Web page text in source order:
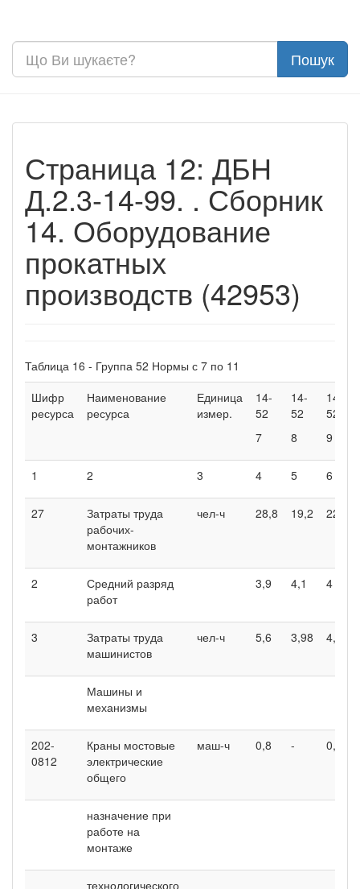
Страница 12: ДБН
Д.2.3-14-99. . Сборник
14. Оборудование
прокатных
производств (42953)
Таблица 16 - Группа 52 Нормы с 7 по 11
Шифр
ресурса
Наименование
ресурса
Единица
измер.
14-
52
7
14-
52
8
14-
52
9
1 2 3 4 5 6
27
Затраты труда
рабочих-
монтажников
чел-ч 28,8 19,2 22,4
2
Средний разряд
работ
3,9 4,1 4
3
Затраты труда
машинистов
чел-ч 5,6 3,98 4,51
Машины и
механизмы
202-
0812
Краны мостовые
электрические
общего
маш-ч 0,8 - 0,69
назначение при
работе на
монтаже
технологического